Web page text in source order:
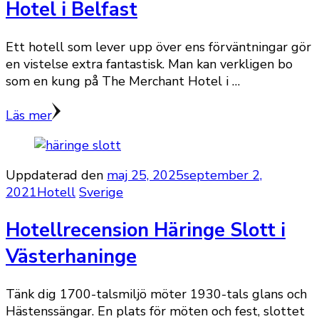
Hotel i Belfast
Ett hotell som lever upp över ens förväntningar gör
en vistelse extra fantastisk. Man kan verkligen bo
som en kung på The Merchant Hotel i …
Läs mer
Uppdaterad den maj 25, 2025september 2,
2021Hotell Sverige
Hotellrecension Häringe Slott i
Västerhaninge
Tänk dig 1700-talsmiljö möter 1930-tals glans och
Hästenssängar. En plats för möten och fest, slottet